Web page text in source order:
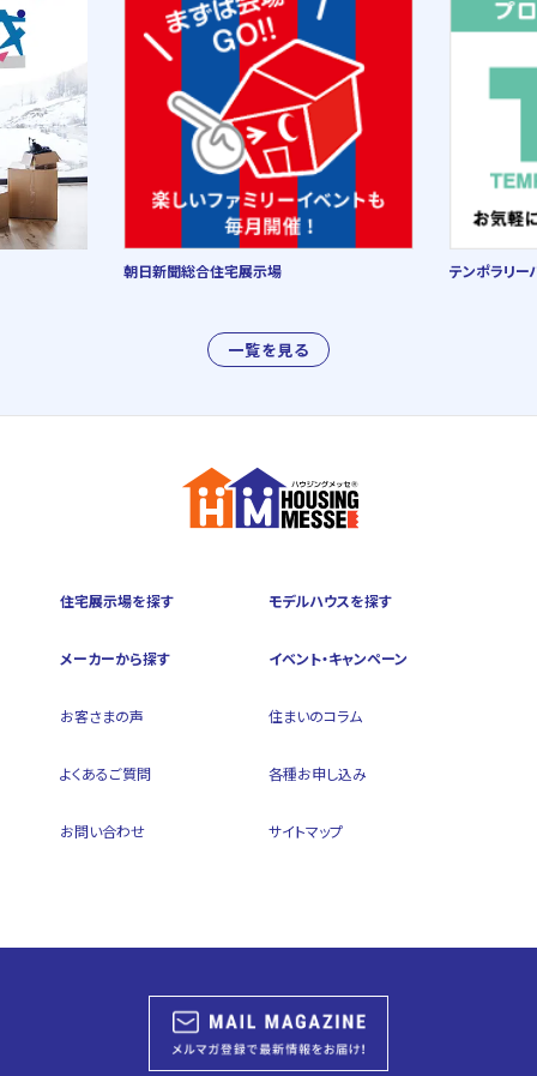
一覧を見る
朝日新聞総合住宅展示場 テンポラリー
住宅展示場を探す モデルハウスを探す
メーカーから探す イベント・キャンペーン
お客さまの声 住まいのコラム
よくあるご質問 各種お申し込み
お問い合わせ サイトマップ